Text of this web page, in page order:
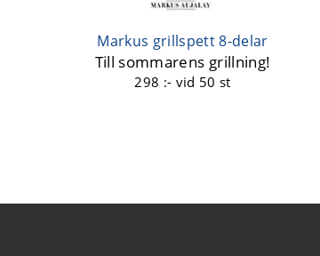
Markus grillspett 8-delar
Till sommarens grillning!
298 :- vid 50 st